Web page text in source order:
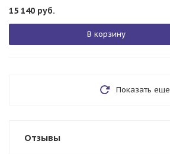
15 140 руб.
В корзину
Показать еще
Отзывы